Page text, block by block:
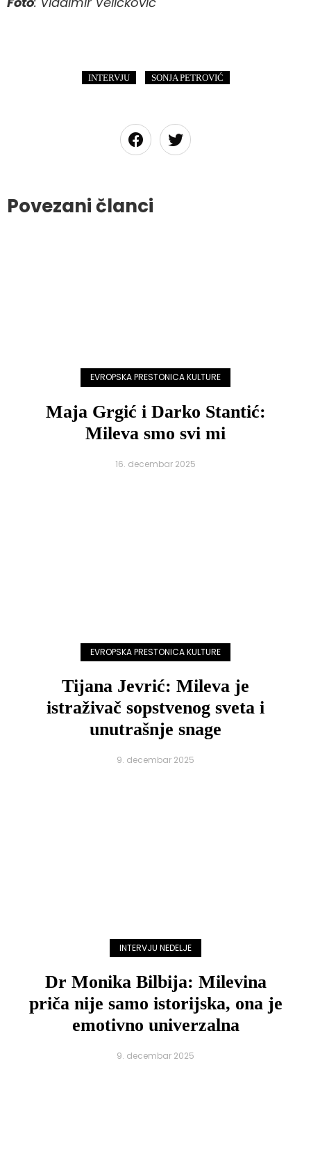
INTERVJU SONJA PETROVIĆ
Povezani članci
EVROPSKA PRESTONICA KULTURE
Maja Grgić i Darko Stantić:
Mileva smo svi mi
16. decembar 2025
EVROPSKA PRESTONICA KULTURE
Tijana Jevrić: Mileva je
istraživač sopstvenog sveta i
unutrašnje snage
9. decembar 2025
INTERVJU NEDELJE
Dr Monika Bilbija: Milevina
priča nije samo istorijska, ona je
emotivno univerzalna
9. decembar 2025